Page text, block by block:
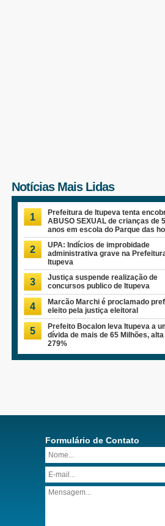
Notícias Mais Lidas
1
Prefeitura de Itupeva tenta
ABUSO SEXUAL de crianças de
anos em escola do Parque das
2
UPA: Indícios de improbidade
administrativa grave na
Itupeva
3
Justiça suspende realização de
concursos publico de Itupeva
4
Marcão Marchi é proclamado
eleito pela justiça eleitoral
5
Prefeito Bocalon leva Itupeva a
dívida de mais de 65 Milhões, alta
279%
Formulário de Contato